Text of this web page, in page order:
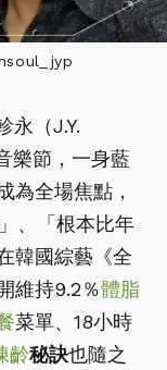
永（J.Y.
樂節，一身藍
為全場焦點，
、「根本比年
韓國綜藝《全
維持9.2％體脂
菜單、18小時
齡秘訣也隨之